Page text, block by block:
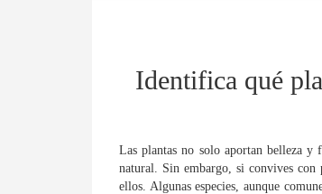
Identifica qué
Las plantas no solo aportan belleza y
natural. Sin embargo, si convives con
ellos. Algunas especies, aunque